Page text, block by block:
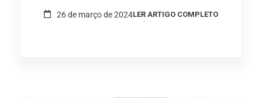
26 de março de 2024LER ARTIGO COMPLETO